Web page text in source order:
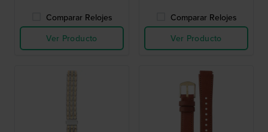
Comparar Relojes
Ver Producto
Comparar Relojes
Ver Producto